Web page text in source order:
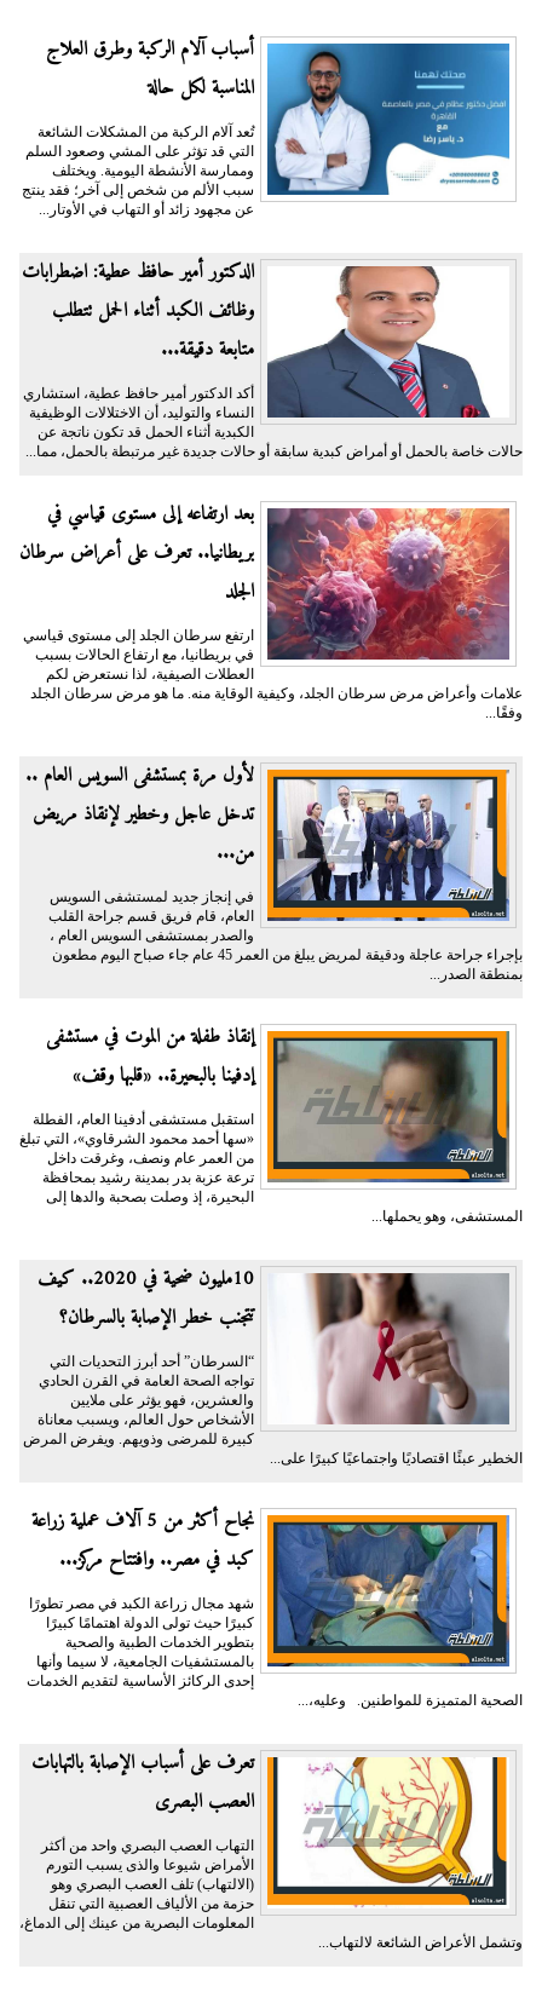
أسباب آلام الركبة وطرق العلاج
المناسبة لكل حالة
تُعد آلام الركبة من المشكلات الشائعة
التي قد تؤثر على المشي وصعود السلم
وممارسة الأنشطة اليومية. ويختلف
سبب الألم من شخص إلى آخر؛ فقد ينتج
عن مجهود زائد أو التهاب في الأوتار...
الدكتور أمير حافظ عطية: اضطرابات
وظائف الكبد أثناء الحمل تتطلب
متابعة دقيقة...
أكد الدكتور أمير حافظ عطية، استشاري
النساء والتوليد، أن الاختلالات الوظيفية
الكبدية أثناء الحمل قد تكون ناتجة عن
حالات خاصة بالحمل أو أمراض كبدية سابقة أو حالات جديدة غير مرتبطة بالحمل، مما...
بعد ارتفاعه إلى مستوى قياسي في
بريطانيا.. تعرف على أعراض سرطان
الجلد
ارتفع سرطان الجلد إلى مستوى قياسي
في بريطانيا، مع ارتفاع الحالات بسبب
العطلات الصيفية، لذا نستعرض لكم
علامات وأعراض مرض سرطان الجلد، وكيفية الوقاية منه. ما هو مرض سرطان الجلد
وفقًا...
لأول مرة بمستشفى السويس العام ..
تدخل عاجل وخطير لإنقاذ مريض
من...
في إنجاز جديد لمستشفى السويس
العام، قام فريق قسم جراحة القلب
والصدر بمستشفى السويس العام ،
بإجراء جراحة عاجلة ودقيقة لمريض يبلغ من العمر 45 عام جاء صباح اليوم مطعون
بمنطقة الصدر...
إنقاذ طفلة من الموت في مستشفى
إدفينا بالبحيرة.. «قلبها وقف»
استقبل مستشفى أدفينا العام، الفطلة
«سها أحمد محمود الشرقاوي»، التي تبلغ
من العمر عام ونصف، وغرقت داخل
ترعة عزبة بدر بمدينة رشيد بمحافظة
البحيرة، إذ وصلت بصحبة والدها إلى
المستشفى، وهو يحملها...
10مليون ضحية في 2020.. كيف
تتجنب خطر الإصابة بالسرطان؟
“السرطان” أحد أبرز التحديات التي
تواجه الصحة العامة في القرن الحادي
والعشرين، فهو يؤثر على ملايين
الأشخاص حول العالم، ويسبب معاناة
كبيرة للمرضى وذويهم. ويفرض المرض
الخطير عبئًا اقتصاديًا واجتماعيًا كبيرًا على...
نجاح أكثر من 5 آلاف عملية زراعة
كبد في مصر.. وافتتاح مركز...
شهد مجال زراعة الكبد في مصر تطورًا
كبيرًا حيث تولى الدولة اهتمامًا كبيرًا
بتطوير الخدمات الطبية والصحية
بالمستشفيات الجامعية، لا سيما وأنها
إحدى الركائز الأساسية لتقديم الخدمات
الصحية المتميزة للمواطنين. وعليه،...
تعرف على أسباب الإصابة بالتهابات
العصب البصرى
التهاب العصب البصري واحد من أكثر
الأمراض شيوعا والذى يسبب التورم
(الالتهاب) تلف العصب البصري وهو
حزمة من الألياف العصبية التي تنقل
المعلومات البصرية من عينك إلى الدماغ،
وتشمل الأعراض الشائعة لالتهاب...